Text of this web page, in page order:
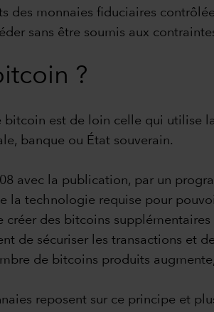
des monnaies fiduciaires
sans être soumis aux
?
bitcoin est de loin celle qui utilise
banque ou État souverain.
avec la publication, par un
la technologie requise pour
des bitcoins
de sécuriser les transactions et
de bitcoins produits
reposent sur ce principe et